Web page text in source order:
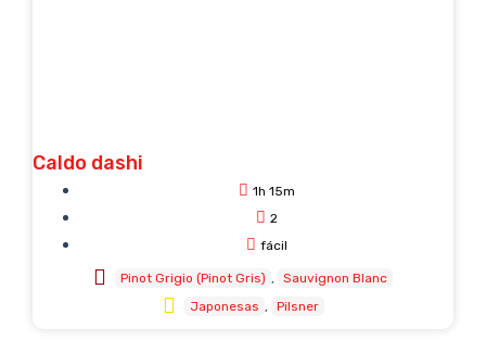
Caldo dashi
1h 15m
2
fácil
Pinot Grigio (Pinot Gris)
Sauvignon Blanc
Japonesas
Pilsner